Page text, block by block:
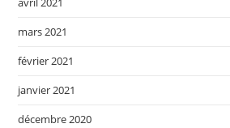
mars 2021
février 2021
janvier 2021
décembre 2020